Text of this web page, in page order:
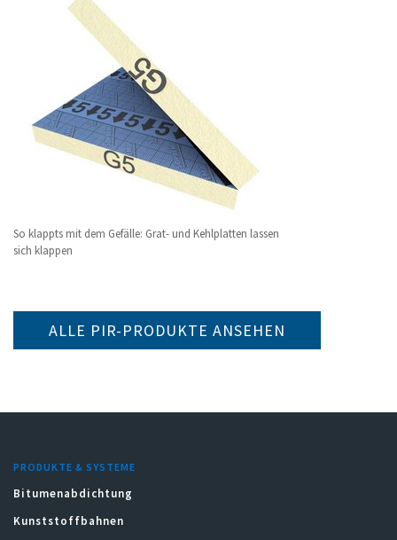
So klappts mit dem Gefälle: Grat- und Kehlplatten lassen
sich klappen
ALLE PIR-PRODUKTE ANSEHEN
PRODUKTE & SYSTEME
Bitumenabdichtung
Kunststoffbahnen